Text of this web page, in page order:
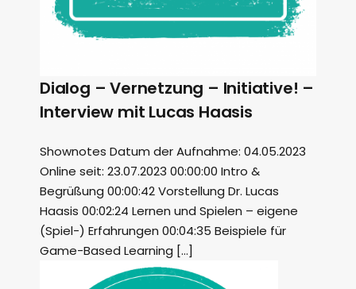
Dialog – Vernetzung – Initiative! –
Interview mit Lucas Haasis
Shownotes Datum der Aufnahme: 04.05.2023
Online seit: 23.07.2023 00:00:00 Intro &
Begrüßung 00:00:42 Vorstellung Dr. Lucas
Haasis 00:02:24 Lernen und Spielen – eigene
(Spiel-) Erfahrungen 00:04:35 Beispiele für
Game-Based Learning […]